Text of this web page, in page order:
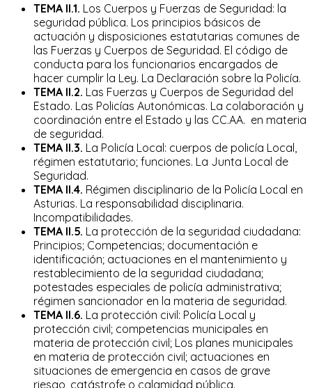
TEMA II.1. Los Cuerpos y Fuerzas de Seguridad: la
seguridad pública. Los principios básicos de
actuación y disposiciones estatutarias comunes de
las Fuerzas y Cuerpos de Seguridad. El código de
conducta para los funcionarios encargados de
hacer cumplir la Ley. La Declaración sobre la Policía.
TEMA II.2. Las Fuerzas y Cuerpos de Seguridad del
Estado. Las Policías Autonómicas. La colaboración y
coordinación entre el Estado y las CC.AA. en materia
de seguridad.
TEMA II.3. La Policía Local: cuerpos de policía Local,
régimen estatutario; funciones. La Junta Local de
Seguridad.
TEMA II.4. Régimen disciplinario de la Policía Local en
Asturias. La responsabilidad disciplinaria.
Incompatibilidades.
TEMA II.5. La protección de la seguridad ciudadana:
Principios; Competencias; documentación e
identificación; actuaciones en el mantenimiento y
restablecimiento de la seguridad ciudadana;
potestades especiales de policía administrativa;
régimen sancionador en la materia de seguridad.
TEMA II.6. La protección civil: Policía Local y
protección civil; competencias municipales en
materia de protección civil; Los planes municipales
en materia de protección civil; actuaciones en
situaciones de emergencia en casos de grave
riesgo, catástrofe o calamidad pública.